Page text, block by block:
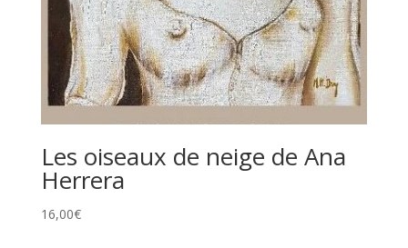
Les oiseaux de neige de Ana
Herrera
16,00€